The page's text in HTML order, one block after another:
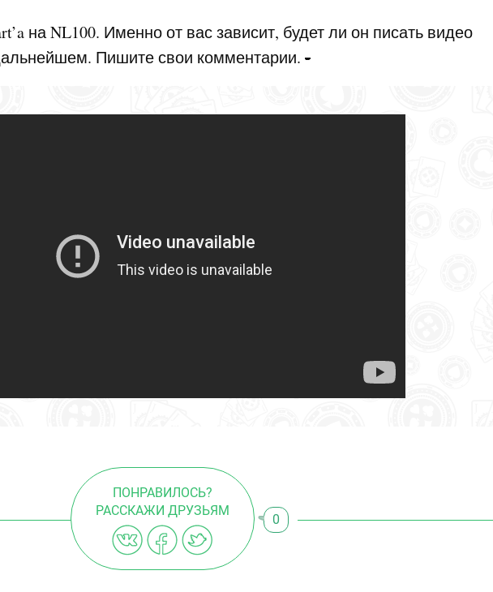
на NL100. Именно от вас зависит, будет ли он писать видео
Пишите свои комментарии. -
ПОНРАВИЛОСЬ?
РАССКАЖИ ДРУЗЬЯМ
0